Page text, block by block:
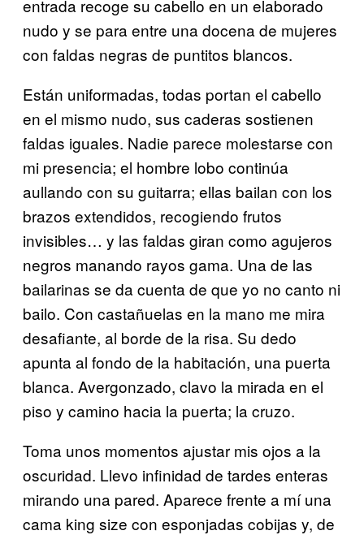
entrada recoge su cabello en un elaborado
nudo y se para entre una docena de mujeres
con faldas negras de puntitos blancos.
Están uniformadas, todas portan el cabello
en el mismo nudo, sus caderas sostienen
faldas iguales. Nadie parece molestarse con
mi presencia; el hombre lobo continúa
aullando con su guitarra; ellas bailan con los
brazos extendidos, recogiendo frutos
invisibles… y las faldas giran como agujeros
negros manando rayos gama. Una de las
bailarinas se da cuenta de que yo no canto ni
bailo. Con castañuelas en la mano me mira
desafiante, al borde de la risa. Su dedo
apunta al fondo de la habitación, una puerta
blanca. Avergonzado, clavo la mirada en el
piso y camino hacia la puerta; la cruzo.
Toma unos momentos ajustar mis ojos a la
oscuridad. Llevo infinidad de tardes enteras
mirando una pared. Aparece frente a mí una
cama king size con esponjadas cobijas y, de